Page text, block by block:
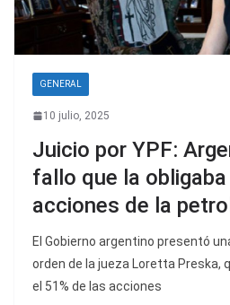
GENERAL
10 julio, 2025
Juicio por YPF:
fallo que la
acciones de la
El Gobierno argentino presentó
orden de la jueza Loretta Preska,
el 51% de las acciones